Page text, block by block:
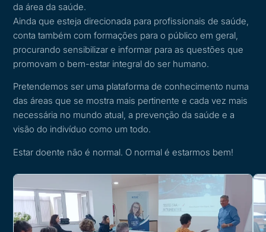
da área da saúde.
Ainda que esteja direcionada para profissionais de saúde,
conta também com formações para o público em geral,
procurando sensibilizar e informar para as questões que
promovam o bem-estar integral do ser humano.
Pretendemos ser uma plataforma de conhecimento numa
das áreas que se mostra mais pertinente e cada vez mais
necessária no mundo atual, a prevenção da saúde e a
visão do indivíduo como um todo.
Estar doente não é normal. O normal é estarmos bem!